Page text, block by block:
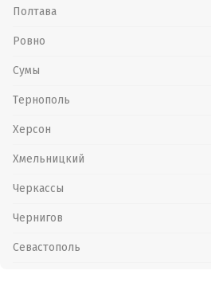
Полтава
Ровно
Сумы
Тернополь
Херсон
Хмельницкий
Черкассы
Чернигов
Севастополь